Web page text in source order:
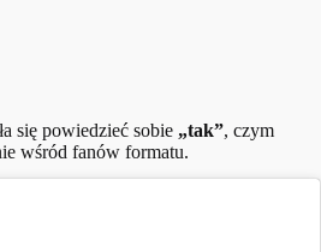
się powiedzieć sobie „tak”, czym
wśród fanów formatu.